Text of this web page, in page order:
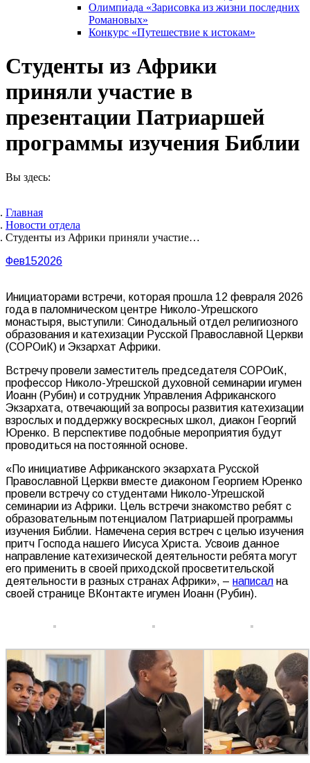
Олимпиада «Зарисовка из жизни последних
Романовых»
Конкурс «Путешествие к истокам»
Студенты из Африки
приняли участие в
презентации Патриаршей
программы изучения Библии
Вы здесь:
Главная
Новости отдела
Студенты из Африки приняли участие…
Фев152026
Инициаторами встречи, которая прошла 12 февраля 2026
года в паломническом центре Николо-Угрешского
монастыря, выступили: Синодальный отдел религиозного
образования и катехизации Русской Православной Церкви
(СОРОиК) и Экзархат Африки.
Встречу провели заместитель председателя СОРОиК,
профессор Николо-Угрешской духовной семинарии игумен
Иоанн (Рубин) и сотрудник Управления Африканского
Экзархата, отвечающий за вопросы развития катехизации
взрослых и поддержку воскресных школ, диакон Георгий
Юренко. В перспективе подобные мероприятия будут
проводиться на постоянной основе.
«По инициативе Африканского экзархата Русской
Православной Церкви вместе диаконом Георгием Юренко
провели встречу со студентами Николо-Угрешской
семинарии из Африки. Цель встречи знакомство ребят с
образовательным потенциалом Патриаршей программы
изучения Библии. Намечена серия встреч с целью изучения
притч Господа нашего Иисуса Христа. Усвоив данное
направление катехизической деятельности ребята могут
его применить в своей приходской просветительской
деятельности в разных странах Африки», – написал на
своей странице ВКонтакте игумен Иоанн (Рубин).